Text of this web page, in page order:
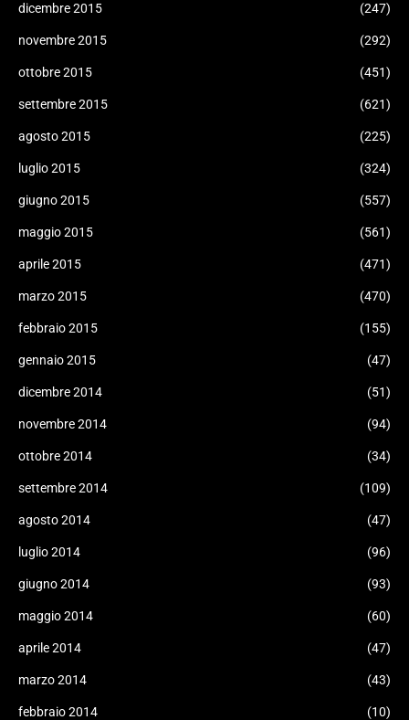
dicembre 2015 (247)
novembre 2015 (292)
ottobre 2015 (451)
settembre 2015 (621)
agosto 2015 (225)
luglio 2015 (324)
giugno 2015 (557)
maggio 2015 (561)
aprile 2015 (471)
marzo 2015 (470)
febbraio 2015 (155)
gennaio 2015 (47)
dicembre 2014 (51)
novembre 2014 (94)
ottobre 2014 (34)
settembre 2014 (109)
agosto 2014 (47)
luglio 2014 (96)
giugno 2014 (93)
maggio 2014 (60)
aprile 2014 (47)
marzo 2014 (43)
febbraio 2014 (10)